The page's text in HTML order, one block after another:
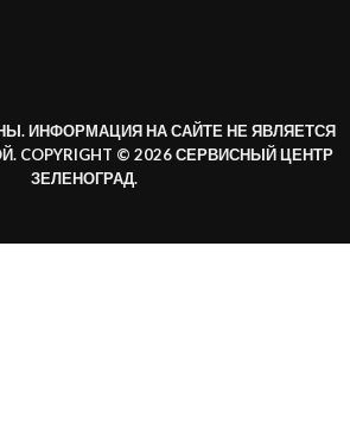
ИНФОРМАЦИЯ НА САЙТЕ НЕ ЯВЛЯЕТСЯ
COPYRIGHT © 2026 СЕРВИСНЫЙ ЦЕНТР
ЗЕЛЕНОГРАД.